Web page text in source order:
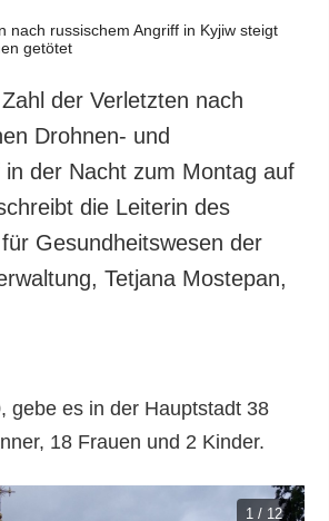
und zum Schutz
der Verletzten nach
Drohnen- und
in der Nacht zum Montag auf
die Leiterin des
Gesundheitswesen der
Tetjana Mostepan,
gebe es in der Hauptstadt 38
18 Frauen und 2 Kinder.
1 / 12